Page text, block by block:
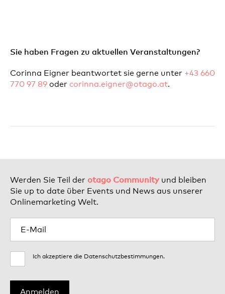
Sie haben Fragen zu aktuellen Veranstaltungen?
Corinna Eigner beantwortet sie gerne unter +43 660
770 97 89 oder corinna.eigner@otago.at.
Werden Sie Teil der otago Communityund bleiben
Sie up to date über Events und News aus unserer
Onlinemarketing Welt.
Ich akzeptiere die Datenschutzbestimmungen.